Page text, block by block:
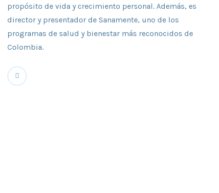
propósito de vida y crecimiento personal. Además, es
director y presentador de Sanamente, uno de los
programas de salud y bienestar más reconocidos de
Colombia.